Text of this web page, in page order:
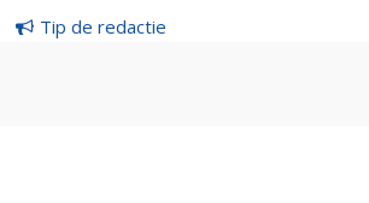
Tip de redactie